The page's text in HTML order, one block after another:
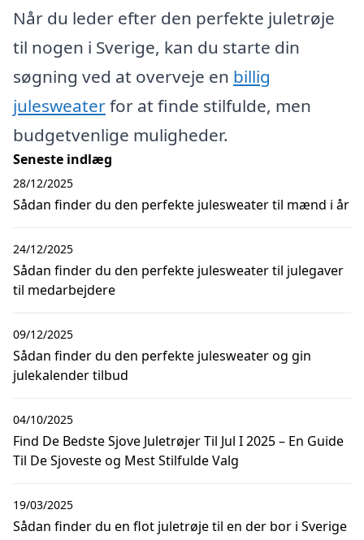
Når du leder efter den perfekte juletrøje
til nogen i Sverige, kan du starte din
søgning ved at overveje en billig
julesweaterfor at finde stilfulde, men
budgetvenlige muligheder.
Seneste indlæg
Sådan finder du den perfekte julesweater til mænd i år
28/12/2025
Sådan finder du den perfekte julesweater til julegaver
til medarbejdere
24/12/2025
Sådan finder du den perfekte julesweater og gin
julekalender tilbud
09/12/2025
Find De Bedste Sjove Juletrøjer Til Jul I 2025 – En Guide
Til De Sjoveste og Mest Stilfulde Valg
04/10/2025
Sådan finder du en flot juletrøje til en der bor i Sverige
19/03/2025